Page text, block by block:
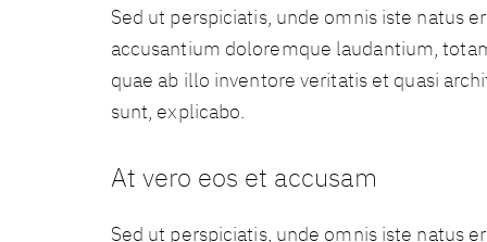
Sed ut perspiciatis, unde omnis iste natus
accusantium doloremque laudantium,
quae ab illo inventore veritatis et quasi
sunt, explicabo.
At vero eos et accusam
Sed ut perspiciatis, unde omnis iste natus